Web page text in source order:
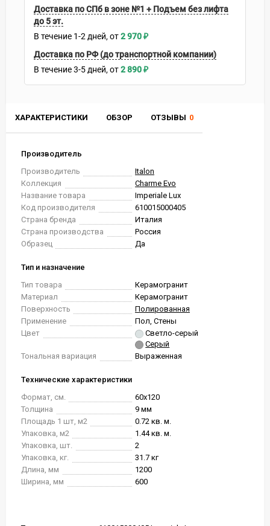
ХАРАКТЕРИСТИКИ ОБЗОР ОТЗЫВЫ 0
Производитель
Производитель
Italon
Коллекция
Charme Evo
Название товара
Imperiale Lux
Код производителя
610015000405
Страна бренда
Италия
Страна производства
Россия
Образец
Да
Тип и назначение
Тип товара
Керамогранит
Материал
Керамогранит
Поверхность
Полированная
Применение
Пол, Стены
Цвет
Светло-серый
Серый
Тональная вариация
Выраженная
Технические характеристики
Формат, см.
60x120
Толщина
9 мм
Площадь 1 шт, м2
0.72 кв. м.
Упаковка, м2
1.44 кв. м.
Упаковка, шт.
2
Упаковка, кг.
31.7 кг
Длина, мм
1200
Ширина, мм
600
Доставка по СПб в зоне №1 + Подъем без лифта
до 5 эт.
В течение 1-2 дней 2 970₽
Доставка по РФ (до транспортной компании)
В течение3-5 дней 2 890₽